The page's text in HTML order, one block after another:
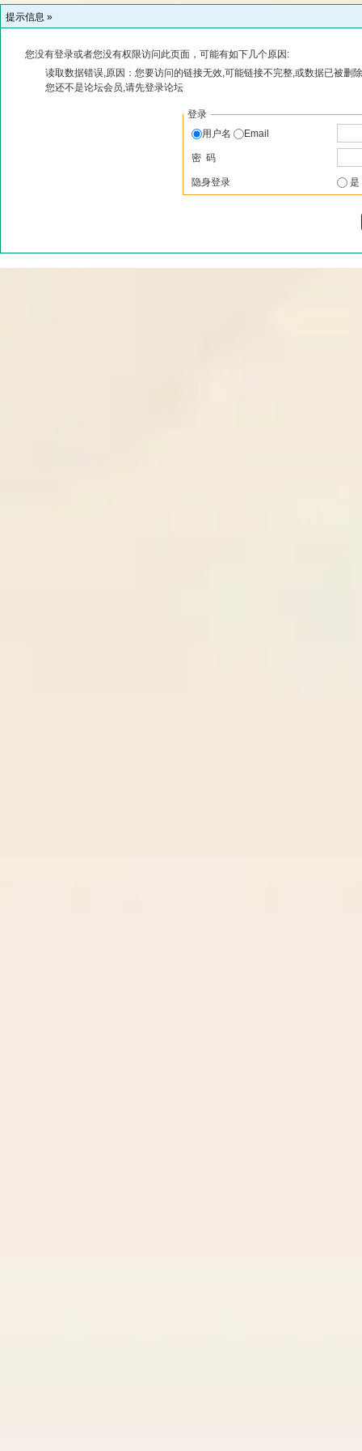
提示信息 »
您没有登录或者您没有权限访问此页面，可能有如下几个原因:
读取数据错误,原因：您要访问的链接无效,可能链接不完整,或数据已被删
您还不是论坛会员,请先登录论坛
登录
用户名
Email
密 码
隐身登录